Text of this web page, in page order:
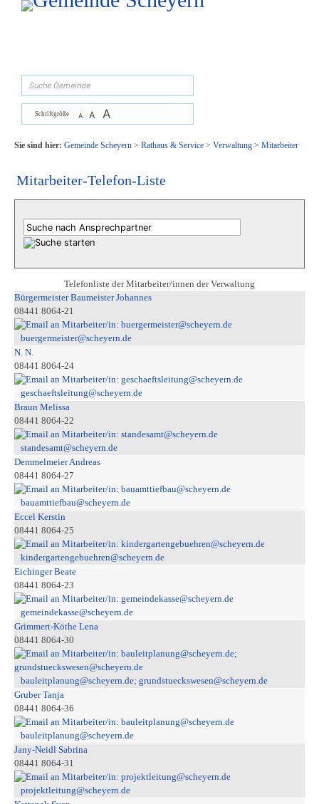
Zum Inhalt, zur Navigationoder zur Startseite springen.
Schriftgröße A A A
Sie sind hier: Gemeinde Scheyern> Rathaus & Service> Verwaltung> Mitarbeiter
Mitarbeiter-Telefon-Liste
Telefonliste der Mitarbeiter/innen der Verwaltung
Bürgermeister Baumeister Johannes
08441 8064-21
buergermeister@scheyern.de
N. N.
08441 8064-24
geschaeftsleitung@scheyern.de
Braun Melissa
08441 8064-22
standesamt@scheyern.de
Demmelmeier Andreas
08441 8064-27
bauamttiefbau@scheyern.de
Eccel Kerstin
08441 8064-25
kindergartengebuehren@scheyern.de
Eichinger Beate
08441 8064-23
gemeindekasse@scheyern.de
Grimmert-Köthe Lena
08441 8064-30
bauleitplanung@scheyern.de; grundstueckswesen@scheyern.de
Gruber Tanja
08441 8064-36
bauleitplanung@scheyern.de
Jany-Neidl Sabrina
08441 8064-31
projektleitung@scheyern.de